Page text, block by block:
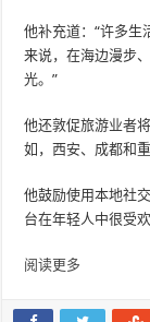
他补充道：“许多生
来说，在海边漫步
光。”
他还敦促旅游业者
如，西安、成都和
他鼓励使用本地社
台在年轻人中很受欢
阅读更多